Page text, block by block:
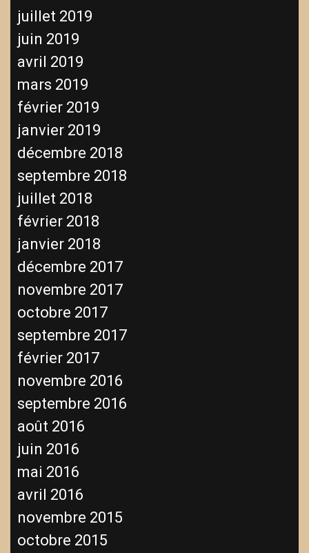
juillet 2019
juin 2019
avril 2019
mars 2019
février 2019
janvier 2019
décembre 2018
septembre 2018
juillet 2018
février 2018
janvier 2018
décembre 2017
novembre 2017
octobre 2017
septembre 2017
février 2017
novembre 2016
septembre 2016
août 2016
juin 2016
mai 2016
avril 2016
novembre 2015
octobre 2015